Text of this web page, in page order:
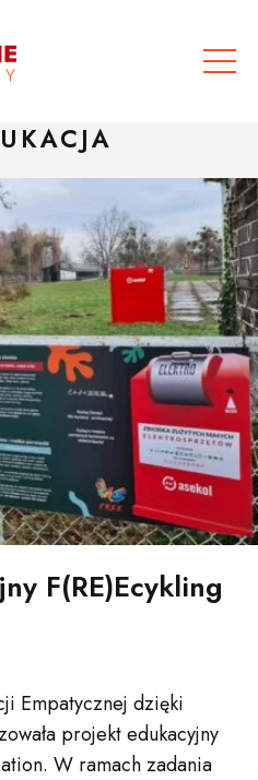
F(RE)Ecykling
Empatycznej dzięki
projekt edukacyjny
W ramach zadania